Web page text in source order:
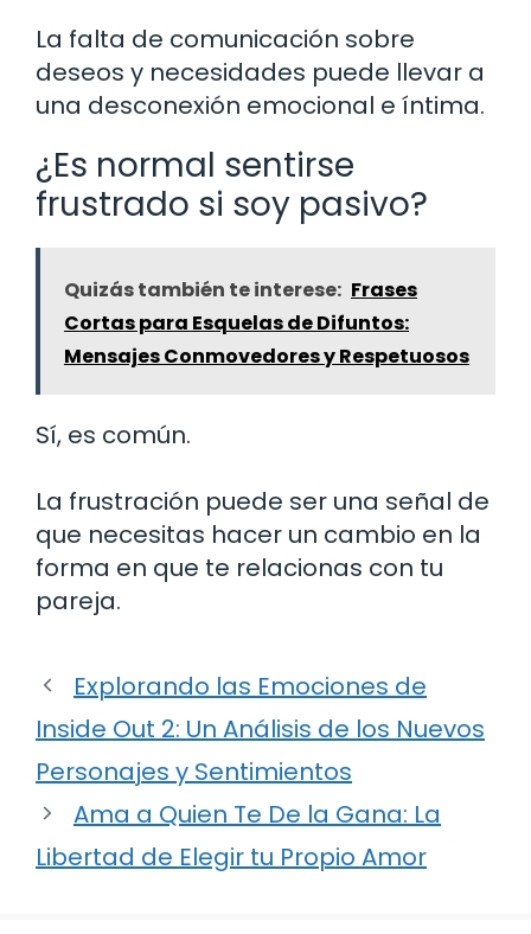
La falta de comunicación sobre
deseos y necesidades puede llevar a
una desconexión emocional e íntima.
¿Es normal sentirse
frustrado si soy pasivo?
Quizás también te interese: Frases
Cortas para Esquelas de Difuntos:
Mensajes Conmovedores y Respetuosos
Sí, es común.
La frustración puede ser una señal de
que necesitas hacer un cambio en la
forma en que te relacionas con tu
pareja.
Explorando las Emociones de
Inside Out 2: Un Análisis de los Nuevos
Personajes y Sentimientos
Ama a Quien Te De la Gana: La
Libertad de Elegir tu Propio Amor